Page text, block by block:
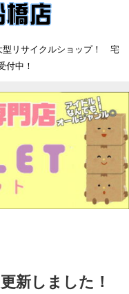
型リサイクルショップ！ 宅
付中！
新しました！